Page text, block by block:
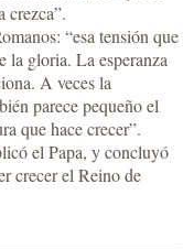
crezca”.
“esa tensión que
la gloria. La esperanza
A veces la
parece pequeño el
que hace crecer”.
el Papa, y concluyó
crecer el Reino de